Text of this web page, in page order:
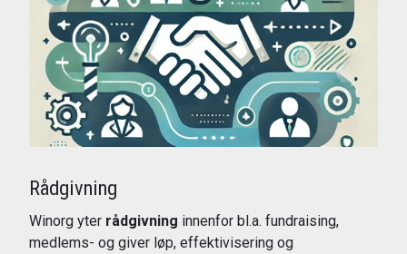
Rådgivning
Winorg yter rådgivning innenfor bl.a. fundraising,
medlems- og giver løp, effektivisering og